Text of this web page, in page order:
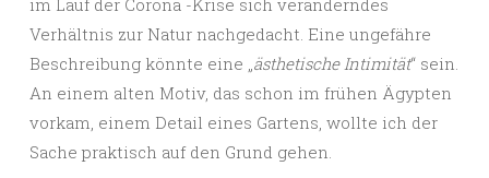
im Lauf der Corona -Krise sich veränderndes
Verhältnis zur Natur nachgedacht. Eine ungefähre
Beschreibung könnte eine „ästhetische Intimität“ sein.
An einem alten Motiv, das schon im frühen Ägypten
vorkam, einem Detail eines Gartens, wollte ich der
Sache praktisch auf den Grund gehen.